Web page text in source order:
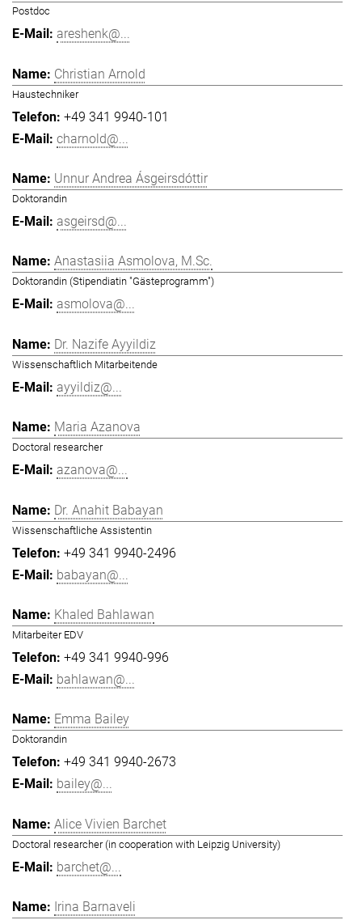
Postdoc
areshenk@...
Christian Arnold
Haustechniker
+49 341 9940-101
charnold@...
Unnur Andrea Ásgeirsdóttir
Doktorandin
asgeirsd@...
Anastasiia Asmolova, M.Sc.
Doktorandin (Stipendiatin "Gästeprogramm")
asmolova@...
Dr. Nazife Ayyildiz
Wissenschaftlich Mitarbeitende
ayyildiz@...
Maria Azanova
Doctoral researcher
azanova@...
Dr. Anahit Babayan
Wissenschaftliche Assistentin
+49 341 9940-2496
babayan@...
Khaled Bahlawan
Mitarbeiter EDV
+49 341 9940-996
bahlawan@...
Emma Bailey
Doktorandin
+49 341 9940-2673
bailey@...
Alice Vivien Barchet
Doctoral researcher (in cooperation with Leipzig University)
barchet@...
Irina Barnaveli